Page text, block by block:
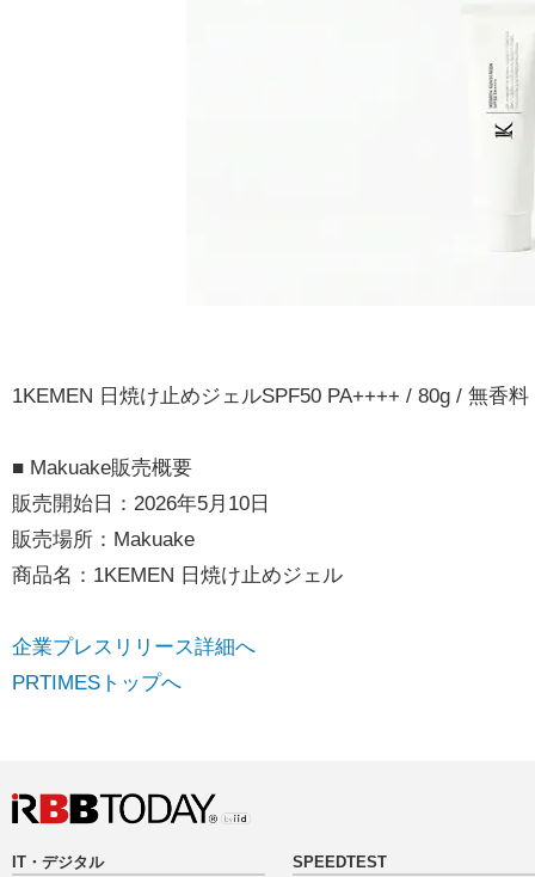
1KEMEN 日焼け止めジェルSPF50 PA++++ / 80g / 無香料
■ Makuake販売概要
販売開始日：2026年5月10日
販売場所：Makuake
商品名：1KEMEN 日焼け止めジェル
企業プレスリリース詳細へ
PRTIMESトップへ
IT・デジタル
SPEEDTEST